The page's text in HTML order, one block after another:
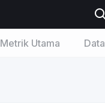
Metrik Utama